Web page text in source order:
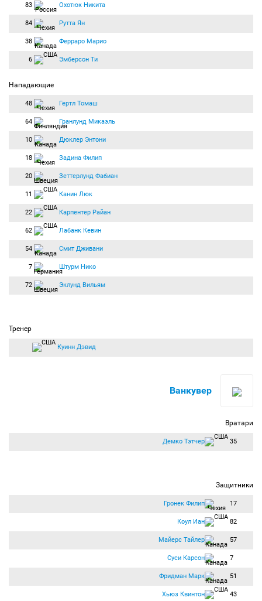
83 Охотюк Никита
84 Рутта Ян
38 Ферраро Марио
6 Эмберсон Ти
Нападающие
48 Гертл Томаш
64 Гранлунд Микаэль
10 Дюклер Энтони
18 Задина Филип
20 Зеттерлунд Фабиан
11 Канин Люк
22 Карпентер Райан
62 Лабанк Кевин
54 Смит Дживани
7 Штурм Нико
72 Эклунд Вильям
Тренер
Куинн Дэвид
Ванкувер
Вратари
Демко Тэтчер 35
Защитники
Гронек Филип 17
Коул Иан 82
Майерс Тайлер 57
Суси Карсон 7
Фридман Марк 51
Хьюз Квинтон 43